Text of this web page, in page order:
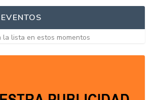
la lista en estos momentos